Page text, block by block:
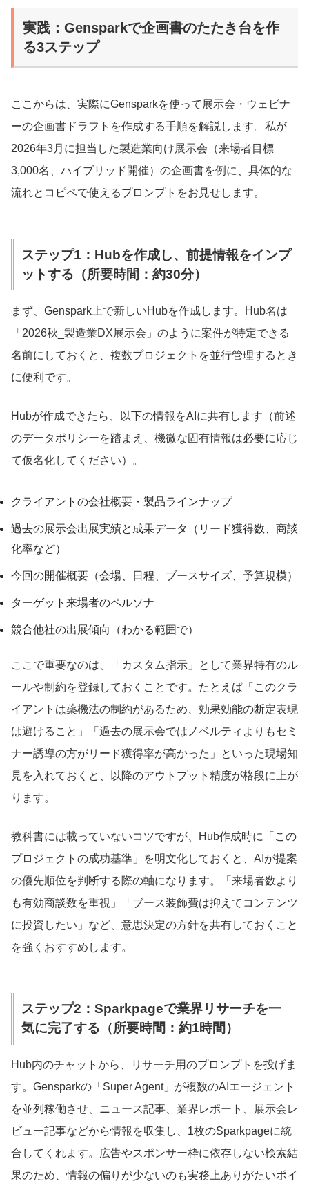
実践：Gensparkで企画書のたたき台を作
る3ステップ
ここからは、実際にGensparkを使って展示会・ウェビナ
ーの企画書ドラフトを作成する手順を解説します。私が
2026年3月に担当した製造業向け展示会（来場者目標
3,000名、ハイブリッド開催）の企画書を例に、具体的な
流れとコピペで使えるプロンプトをお見せします。
ステップ1：Hubを作成し、前提情報をインプ
ットする（所要時間：約30分）
まず、Genspark上で新しいHubを作成します。Hub名は
「2026秋_製造業DX展示会」のように案件が特定できる
名前にしておくと、複数プロジェクトを並行管理するとき
に便利です。
Hubが作成できたら、以下の情報をAIに共有します（前述
のデータポリシーを踏まえ、機微な固有情報は必要に応じ
て仮名化してください）。
クライアントの会社概要・製品ラインナップ
過去の展示会出展実績と成果データ（リード獲得数、商談
化率など）
今回の開催概要（会場、日程、ブースサイズ、予算規模）
ターゲット来場者のペルソナ
競合他社の出展傾向（わかる範囲で）
ここで重要なのは、「カスタム指示」として業界特有のル
ールや制約を登録しておくことです。たとえば「このクラ
イアントは薬機法の制約があるため、効果効能の断定表現
は避けること」「過去の展示会ではノベルティよりもセミ
ナー誘導の方がリード獲得率が高かった」といった現場知
見を入れておくと、以降のアウトプット精度が格段に上が
ります。
教科書には載っていないコツですが、Hub作成時に「この
プロジェクトの成功基準」を明文化しておくと、AIが提案
の優先順位を判断する際の軸になります。「来場者数より
も有効商談数を重視」「ブース装飾費は抑えてコンテンツ
に投資したい」など、意思決定の方針を共有しておくこと
を強くおすすめします。
ステップ2：Sparkpageで業界リサーチを一
気に完了する（所要時間：約1時間）
Hub内のチャットから、リサーチ用のプロンプトを投げま
す。Gensparkの「Super Agent」が複数のAIエージェント
を並列稼働させ、ニュース記事、業界レポート、展示会レ
ビュー記事などから情報を収集し、1枚のSparkpageに統
合してくれます。広告やスポンサー枠に依存しない検索結
果のため、情報の偏りが少ないのも実務上ありがたいポイ